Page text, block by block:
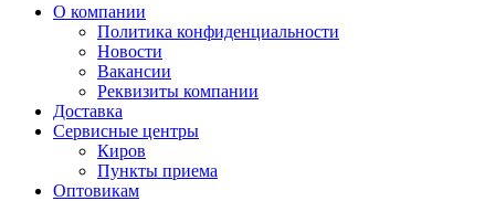
О компании
Политика конфиденциальности
Новости
Вакансии
Реквизиты компании
Доставка
Сервисные центры
Киров
Пункты приема
Оптовикам